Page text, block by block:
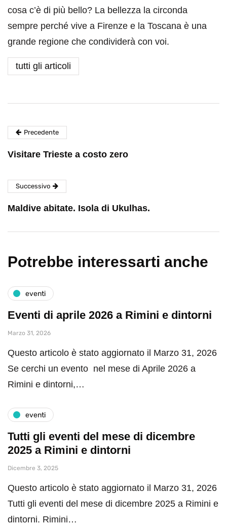
cosa c’è di più bello? La bellezza la circonda
sempre perché vive a Firenze e la Toscana è una
grande regione che condividerà con voi.
tutti gli articoli
Precedente
Visitare Trieste a costo zero
Successivo
Maldive abitate. Isola di Ukulhas.
Potrebbe interessarti anche
eventi
Eventi di aprile 2026 a Rimini e dintorni
Marzo 31, 2026
Questo articolo è stato aggiornato il Marzo 31, 2026
Se cerchi un evento nel mese di Aprile 2026 a
Rimini e dintorni,…
eventi
Tutti gli eventi del mese di dicembre
2025 a Rimini e dintorni
Dicembre 3, 2025
Questo articolo è stato aggiornato il Marzo 31, 2026
Tutti gli eventi del mese di dicembre 2025 a Rimini e
dintorni. Rimini…